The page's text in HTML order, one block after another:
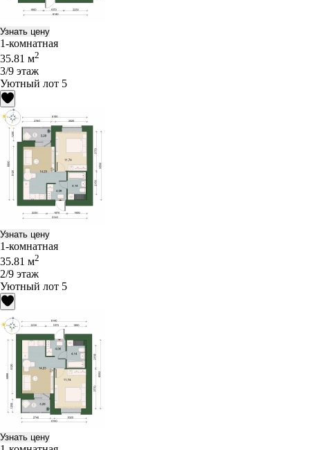
Узнать цену
1-комнатная
35.81 м2
3/9 этаж
Уютный лот 5
Узнать цену
1-комнатная
35.81 м2
2/9 этаж
Уютный лот 5
Узнать цену